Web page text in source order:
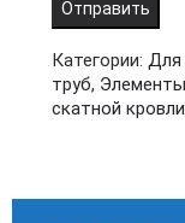
Категории: Для
труб,
скатной кровли